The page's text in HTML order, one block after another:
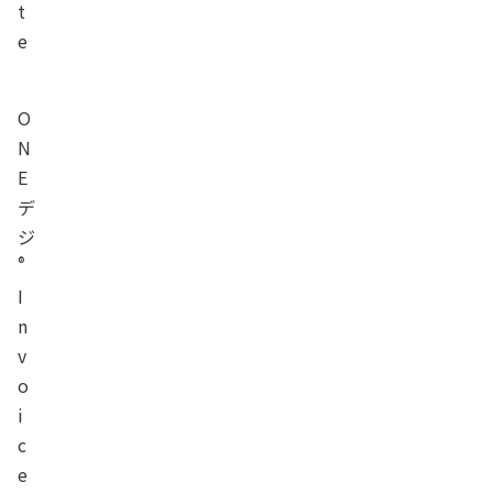
t
e
O
N
E
デ
ジ
®
I
n
v
o
i
c
e